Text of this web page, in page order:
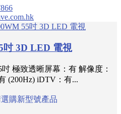
吋 3D LED 電視
極致透晰屏幕：有 解像度：
(200Hz) iDTV：有...